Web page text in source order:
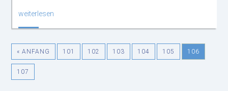
weiterlesen
« ANFANG 101 102 103 104 105 106
107